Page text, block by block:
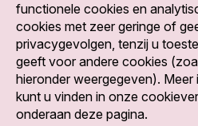
Bezoektijden
Ma-Vrij:
10:30 - 13:00
Weekend: 10:30 - 20:00
IC:
10:00 - 22:00
functionele cookies en
cookies met zeer geringe of
privacygevolgen, tenzij u
geeft voor andere cookies
hieronder weergegeven). Meer
kunt u vinden in onze
onderaan deze pagina.